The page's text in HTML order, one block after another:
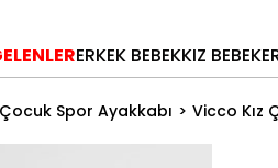
ERKEK BEBEKKIZ BEBEK
Çocuk Spor Ayakkabı Vicco Kız